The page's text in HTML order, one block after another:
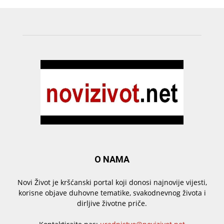
O NAMA
Novi Život je kršćanski portal koji donosi najnovije vijesti,
korisne objave duhovne tematike, svakodnevnog života i
dirljive životne priče.